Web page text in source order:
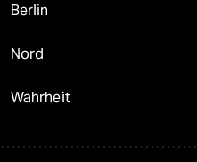
Berlin
Nord
Wahrheit